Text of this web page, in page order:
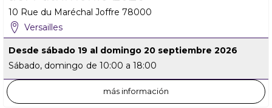
10 Rue du Maréchal Joffre 78000
Versailles
Desde sábado 19 al domingo 20 septiembre 2026
Sábado, domingo de 10:00 a 18:00
más información